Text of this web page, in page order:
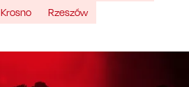
Krosno Rzeszów